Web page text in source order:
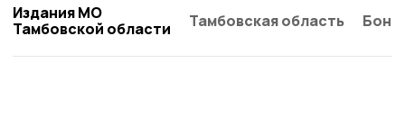
Издания МО
Тамбовской области
Тамбовская область